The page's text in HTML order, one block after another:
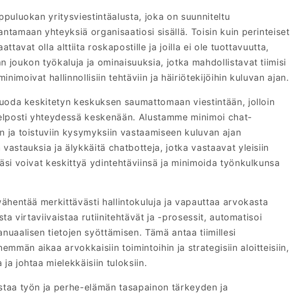
yritysviestintäalusta, joka on suunniteltu
yhteyksiä organisaatiosi sisällä. Toisin kuin perinteiset
olla alttiita roskapostille ja joilla ei ole tuottavuutta,
joukon työkaluja ja ominaisuuksia, jotka mahdollistavat tiimisi
hallinnollisiin tehtäviin ja häiriötekijöihin kuluvan ajan.
keskitetyn keskuksen saumattomaan viestintään, jolloin
yhteydessä keskenään. Alustamme minimoi chat-
ja toistuviin kysymyksiin vastaamiseen kuluvan ajan
ja älykkäitä chatbotteja, jotka vastaavat yleisiin
voivat keskittyä ydintehtäviinsä ja minimoida työnkulkunsa
merkittävästi hallintokuluja ja vapauttaa arvokasta
virtaviivaistaa rutiinitehtävät ja -prosessit, automatisoi
tietojen syöttämisen. Tämä antaa tiimillesi
aikaa arvokkaisiin toimintoihin ja strategisiin aloitteisiin,
johtaa mielekkäisiin tuloksiin.
työn ja perhe-elämän tasapainon tärkeyden ja